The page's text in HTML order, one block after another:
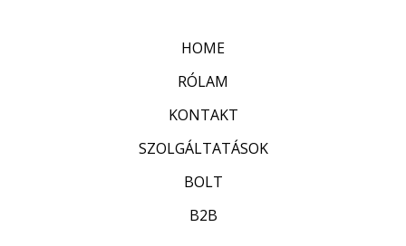
HOME
RÓLAM
KONTAKT
SZOLGÁLTATÁSOK
BOLT
B2B